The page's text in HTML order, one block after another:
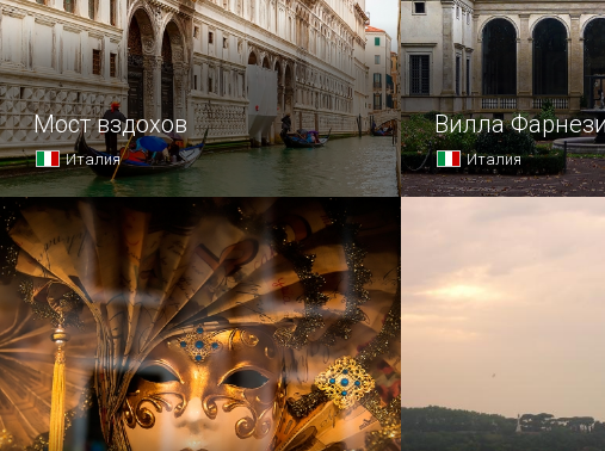
Мост вздохов
Италия
Вилла
Италия
по проекту